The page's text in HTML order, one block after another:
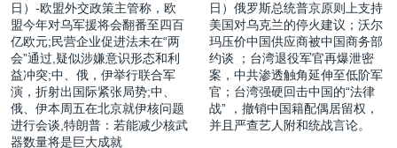
日）-欧盟外交政策主管称，欧
盟今年对乌军援将会翻番至四百
亿欧元;民营企业促进法未在“两
会”通过,疑似涉嫌意识形态和利
益冲突;中、俄，伊举行联合军
演，折射出国际紧张局势;中、
俄、伊本周五在北京就伊核问题
进行会谈,特朗普：若能减少核武
器数量将是巨大成就
日）俄罗斯总统普京原则上支持
美国对乌克兰的停火建议；沃尔
玛压价中国供应商被中国商务部
约谈 ；台湾退役军官再爆泄密
案，中共渗透触角延伸至低阶军
官；台湾强硬回击中国的“法律
战” ，撤销中国籍配偶居留权，
并且严查艺人附和统战言论。